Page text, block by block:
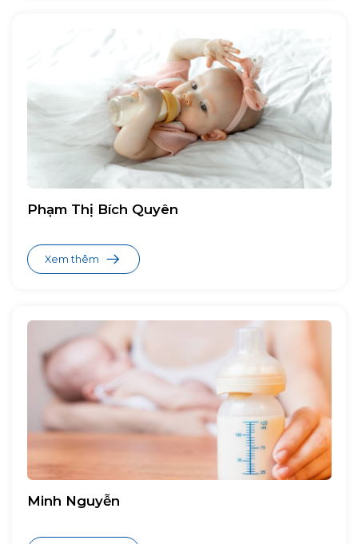
Phạm Thị Bích Quyên
Xem thêm
Minh Nguyễn